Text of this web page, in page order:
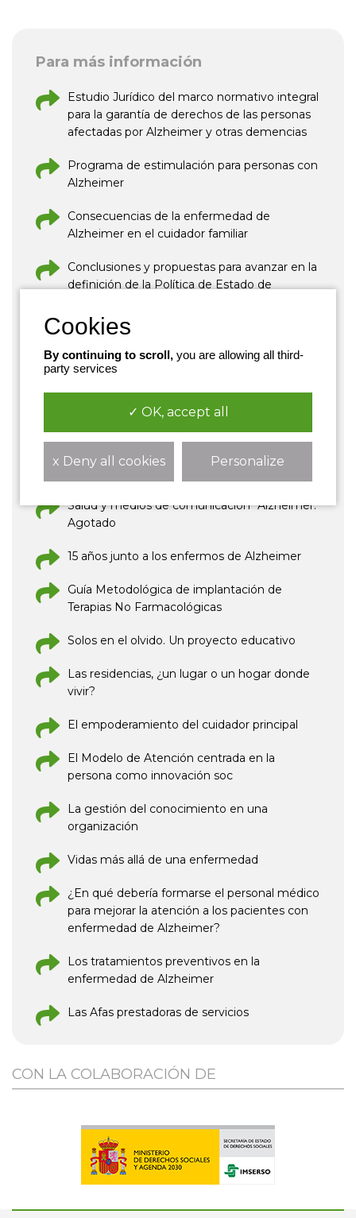
Para más información
Estudio Jurídico del marco normativo integral
para la garantía de derechos de las personas
afectadas por Alzheimer y otras demencias
Programa de estimulación para personas con
Alzheimer
Consecuencias de la enfermedad de
Alzheimer en el cuidador familiar
Conclusiones y propuestas para avanzar en la
definición de la Política de Estado de
El Cuidador en España. Contexto actual y
perspectivas de futuro. Propuestas de
intervención
Modelo de Centro de Día para la atención a
personas con la enfermedad de Alzheimer
Guía "El espacio y el tiempo en la
enfermedad de Alzheimer
Salud y medios de comunicación" Alzheimer.
Agotado
15 años junto a los enfermos de Alzheimer
Guía Metodológica de implantación de
Terapias No Farmacológicas
Solos en el olvido. Un proyecto educativo
Las residencias, ¿un lugar o un hogar donde
vivir?
El empoderamiento del cuidador principal
El Modelo de Atención centrada en la
persona como innovación soc
La gestión del conocimiento en una
organización
Vidas más allá de una enfermedad
¿En qué debería formarse el personal médico
para mejorar la atención a los pacientes con
enfermedad de Alzheimer?
Los tratamientos preventivos en la
enfermedad de Alzheimer
Las Afas prestadoras de servicios
CON LA COLABORACIÓN DE
By continuing to scroll, you are allowing all third-
party services
✓ OK, accept all
x Deny all cookies Personalize